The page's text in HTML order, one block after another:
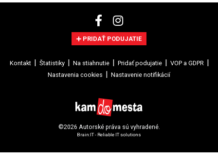
PRIDAŤ PODUJATIE
Kontakt Štatistiky Na stiahnutie Pridať podujatie
VOP a GDPR
Nastavenia cookies
Nastavenie notifikácií
©2026 Autorské práva sú vyhradené.
Brain:IT - Reliable IT solutions